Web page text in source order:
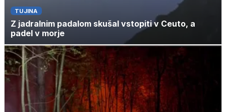
TUJINA
Z jadralnim padalom skušal vstopiti v Ceuto, a
padel v morje